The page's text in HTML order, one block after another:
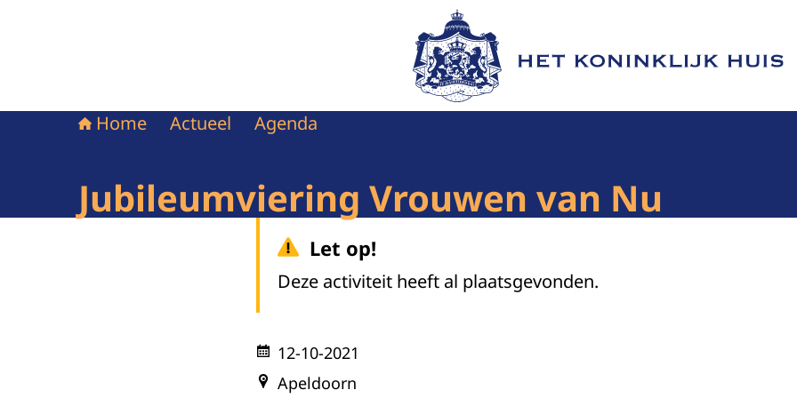
Naar de homepage van Het Koninklijk Huis
Home Actueel Agenda
Jubileumviering Vrouwen van Nu
Let op!
Deze activiteit heeft al plaatsgevonden.
12-10-2021
Apeldoorn